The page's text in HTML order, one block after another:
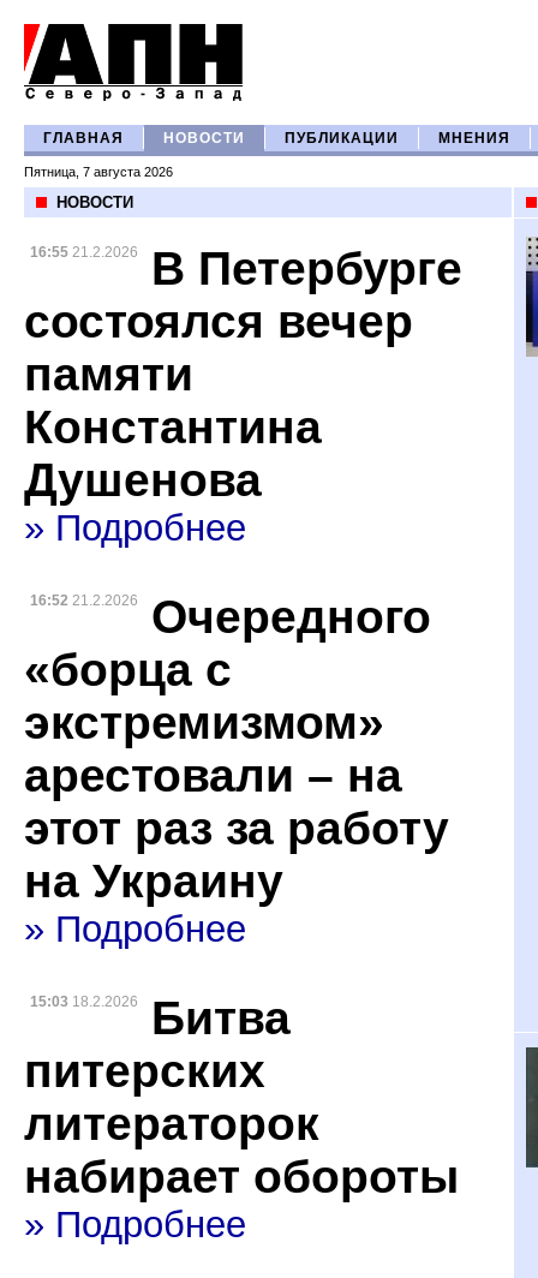
ГЛАВНАЯ НОВОСТИ ПУБЛИКАЦИИ МНЕНИЯ
Пятница, 7 августа 2026
НОВОСТИ
16:55 21.2.2026
В Петербурге
состоялся вечер
памяти
Константина
Душенова
» Подробнее
16:52 21.2.2026
Очередного
«борца с
экстремизмом»
арестовали – на
этот раз за работу
на Украину
» Подробнее
15:03 18.2.2026
Битва
питерских
литераторок
набирает обороты
» Подробнее